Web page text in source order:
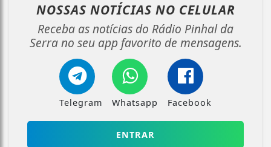
NOSSAS NOTÍCIAS NO CELULAR
Receba as notícias do Rádio Pinhal da
Serra no seu app favorito de mensagens.
Telegram Whatsapp Facebook
ENTRAR